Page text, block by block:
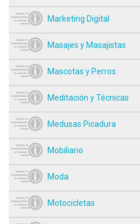
Marketing Digital
Masajes y Masajistas
Mascotas y Perros
Meditación y Técnicas
Medusas Picadura
Mobiliario
Moda
Motocicletas